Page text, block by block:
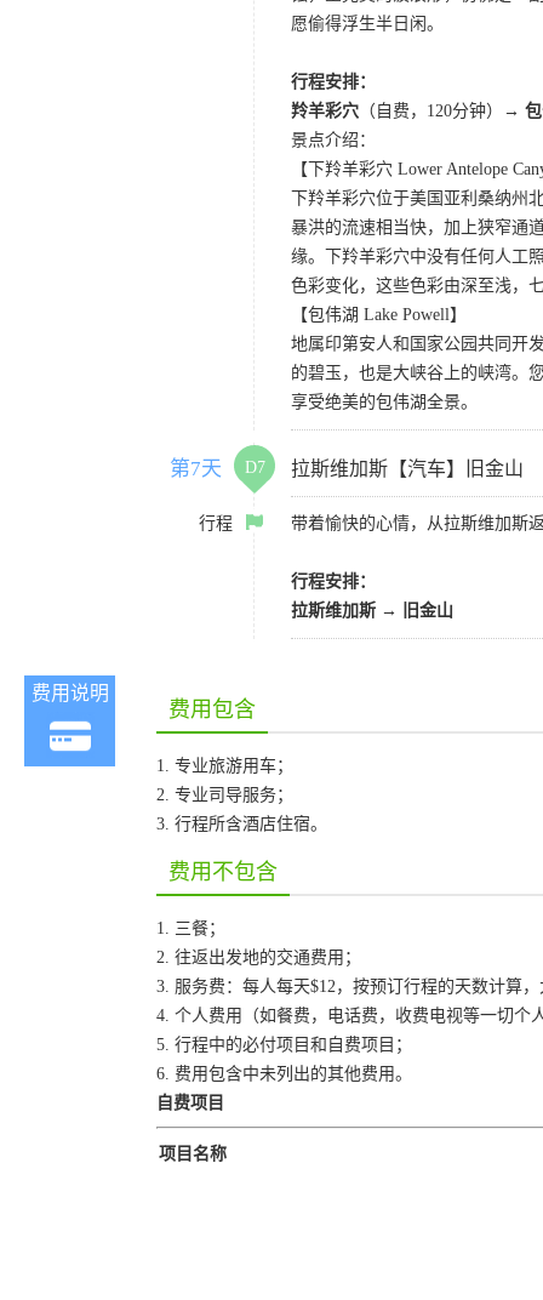
愿偷得浮生半日闲。
行程安排：
羚羊彩穴 （自费，120分钟）
→ 包
景点介绍：
【下羚羊彩穴 Lower Antelope
下羚羊彩穴位于美国亚利桑纳
暴洪的流速相当快，加上狭窄通
缘。下羚羊彩穴中没有任何人工
色彩变化，这些色彩由深至浅，
【包伟湖 Lake Powell】
地属印第安人和国家公园共同开
的碧玉，也是大峡谷上的峡湾。
享受绝美的包伟湖全景。
第7天 D7 拉斯维加斯【汽车】旧金山
行程 带着愉快的心情，从拉斯维加斯
行程安排：
拉斯维加斯 → 旧金山
费用说明
费用包含
1. 专业旅游用车；
2. 专业司导服务；
3. 行程所含酒店住宿。
费用不包含
1. 三餐；
2. 往返出发地的交通费用；
3. 服务费：每人每天$12，按预订行程的天数计算
4. 个人费用（如餐费，电话费，收费电视等一切个
5. 行程中的必付项目和自费项目；
6. 费用包含中未列出的其他费用。
自费项目
项目名称